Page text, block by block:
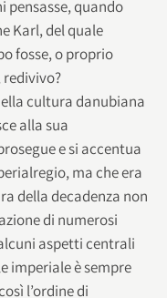
pensasse, quando
Karl, del quale
fosse, o proprio
redivivo?
cultura danubiana
alla sua
e si accentua
ma che era
della decadenza non
di numerosi
aspetti centrali
imperiale è sempre
l’ordine di